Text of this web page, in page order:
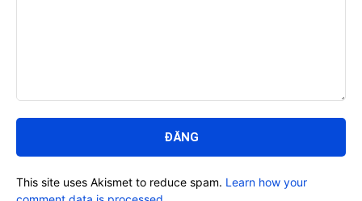
luận:
This site uses Akismet to reduce spam. Learn how your